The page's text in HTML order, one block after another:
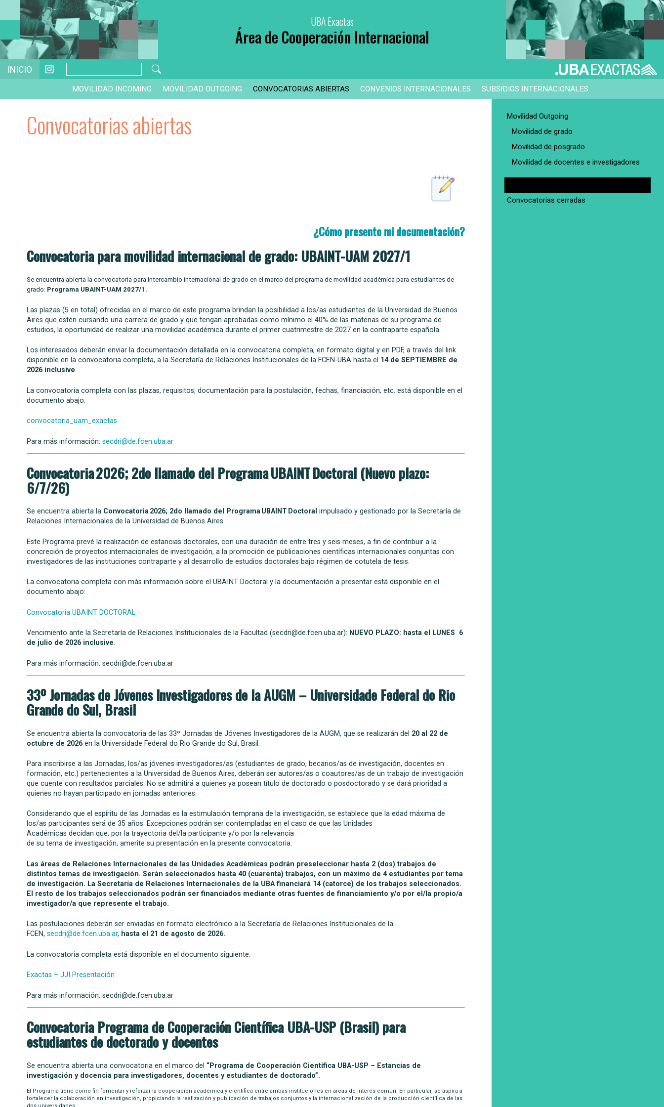
UBA Exactas
Área de Cooperación Internacional
INICIO
MOVILIDAD INCOMING MOVILIDAD OUTGOING CONVOCATORIAS ABIERTAS CONVENIOS INTERNACIONALES SUBSIDIOS INTERNACIONALES
Convocatorias abiertas
¿Cómo presento mi documentación?
Convocatoria para movilidad internacional de grado: UBAINT-UAM 2027/1
Se encuentra abierta la convocatoria para intercambio internacional de grado en el marco del programa de movilidad académica para estudiantes de
grado: Programa UBAINT-UAM 2027/1.
Las plazas (5 en total) ofrecidas en el marco de este programa brindan la posibilidad a los/as estudiantes de la Universidad de Buenos
Aires que estén cursando una carrera de grado y que tengan aprobadas como mínimo el 40% de las materias de su programa de
estudios, la oportunidad de realizar una movilidad académica durante el primer cuatrimestre de 2027 en la contraparte española.
Los interesados deberán enviar la documentación detallada en la convocatoria completa, en formato digital y en PDF, a través del link
disponible en la convocatoria completa, a la Secretaría de Relaciones Institucionales de la FCEN-UBA hasta el 14 de SEPTIEMBRE de
2026 inclusive.
La convocatoria completa con las plazas, requisitos, documentación para la postulación, fechas, financiación, etc. está disponible en el
documento abajo:
convocatoria_uam_exactas
Para más información: secdri@de.fcen.uba.ar
Convocatoria 2026; 2do llamado del Programa UBAINT Doctoral (Nuevo plazo:
6/7/26)
Se encuentra abierta la Convocatoria 2026; 2do llamado del Programa UBAINT Doctoral impulsado y gestionado por la Secretaría de
Relaciones Internacionales de la Universidad de Buenos Aires.
Este Programa prevé la realización de estancias doctorales, con una duración de entre tres y seis meses, a fin de contribuir a la
concreción de proyectos internacionales de investigación, a la promoción de publicaciones científicas internacionales conjuntas con
investigadores de las instituciones contraparte y al desarrollo de estudios doctorales bajo régimen de cotutela de tesis.
La convocatoria completa con más información sobre el UBAINT Doctoral y la documentación a presentar está disponible en el
documento abajo:
Convocatoria UBAINT DOCTORAL
Vencimiento ante la Secretaría de Relaciones Institucionales de la Facultad (secdri@de.fcen.uba.ar): NUEVO PLAZO: hasta el LUNES
6
de julio de 2026 inclusive.
Para más información: secdri@de.fcen.uba.ar
33º Jornadas de Jóvenes Investigadores de la AUGM – Universidade Federal do Rio
Grande do Sul, Brasil
Se encuentra abierta la convocatoria de las 33º Jornadas de Jóvenes Investigadores de la AUGM, que se realizarán del 20 al 22 de
octubre de 2026en la Universidade Federal do Rio Grande do Sul, Brasil.
Para inscribirse a las Jornadas, los/as jóvenes investigadores/as (estudiantes de grado, becarios/as de investigación, docentes en
formación, etc.) pertenecientes a la Universidad de Buenos Aires, deberán ser autores/as o coautores/as de un trabajo de investigación
que cuente con resultados parciales. No se admitirá a quienes ya posean título de doctorado o posdoctorado y se dará prioridad a
quienes no hayan participado en jornadas anteriores.
Considerando que el espíritu de las Jornadas es la estimulación temprana de la investigación, se establece que la edad máxima de
los/as participantes será de 35 años. Excepciones podrán ser contempladas en el caso de que las Unidades
Académicas decidan que, por la trayectoria del/la participante y/o por la relevancia
de su tema de investigación, amerite su presentación en la presente convocatoria.
Las áreas de Relaciones Internacionales de las Unidades Académicas podrán preseleccionar hasta 2 (dos) trabajos de
distintos temas de investigación. Serán seleccionados hasta 40 (cuarenta) trabajos, con un máximo de 4 estudiantes por tema
de investigación. La Secretaría de Relaciones Internacionales de la UBAfinanciará 14 (catorce) de los trabajos seleccionados.
El resto de los trabajos seleccionados podrán ser financiados mediante otras fuentes de financiamiento y/o por el/la propio/a
investigador/a que represente el trabajo.
Las postulaciones deberán ser enviadas en formato electrónico a la Secretaría de Relaciones Institucionales de la
FCEN, secdri@de.fcen.uba.ar, hasta el 21 de agosto de 2026.
La convocatoria completa está disponible en el documento siguiente:
Exactas – JJI Presentación
Para más información: secdri@de.fcen.uba.ar
Convocatoria Programa de Cooperación Científica UBA-USP (Brasil) para
estudiantes de doctorado y docentes
Se encuentra abierta una convocatoria en el marco del “Programa de Cooperación Científica UBA-USP – Estancias de
investigación y docencia para investigadores, docentes y estudiantes de doctorado”.
El Programa tiene como fin fomentar y reforzar la cooperación académica y científica entre ambas instituciones en áreas de interés común. En particular, se aspira a
fortalecer la colaboración en investigación, propiciando la realización y publicación de trabajos conjuntos y la internacionalización de la producción científica de las
dos universidades.
Movilidad Outgoing
Movilidad de grado
Movilidad de posgrado
Movilidad de docentes e investigadores
Convocatorias cerradas